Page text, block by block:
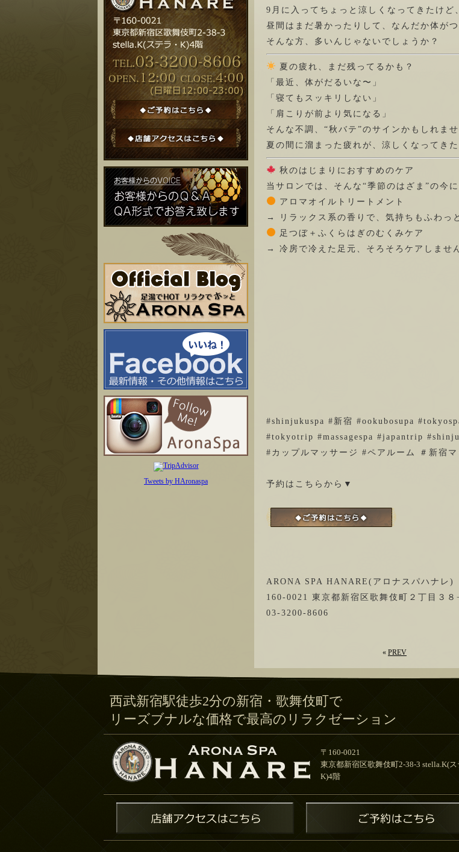
9月に入ってちょっと涼しくなってきたけど
昼間はまだ暑かったりして、なんだか体が
そんな方、多いんじゃないでしょうか？
夏の疲れ、まだ残ってるかも？
「最近、体がだるいな〜」
「寝てもスッキリしない」
「肩こりが前より気になる」
そんな不調、 “秋バテ”のサイン かもしれませ
夏の間に溜まった疲れが、涼しくなってき
秋のはじまりにおすすめのケア
当サロンでは、そんな“季節のはざま”の今
アロマオイルトリートメント
→ リラックス系の香りで、気持ちもふわっ
足つぼ＋ふくらはぎのむくみケア
→ 冷房で冷えた足元、そろそろケアしませ
#shinjukuspa #新宿 #ookubosupa
#tokyotrip #massagespa #japantrip
#カップルマッサージ #ペアルーム ＃新宿
予約はこちらから▼
ARONA SPA HANARE(アロナスパハナレ)
160-0021 東京都新宿区歌舞伎町２丁目３
03-3200-8606
« PREV
Tweets by HAronaspa
西武新宿駅徒歩2分の新宿・歌舞伎町で
リーズブナルな価格で最高のリラクゼーション
〒160-0021
東京都新宿区歌舞伎町2-38-3 stella.K(ス
K)4階